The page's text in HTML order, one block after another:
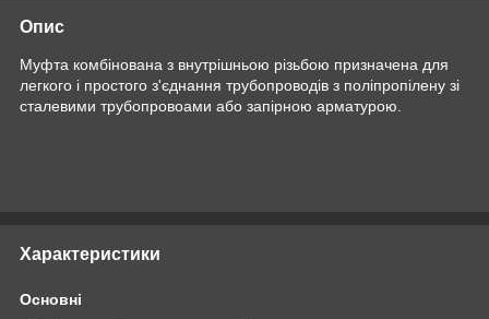
Опис
Муфта комбінована з внутрішньою різьбою призначена для
легкого і простого з'єднання трубопроводів з поліпропілену зі
сталевими трубопровоами або запірною арматурою.
Характеристики
Основні